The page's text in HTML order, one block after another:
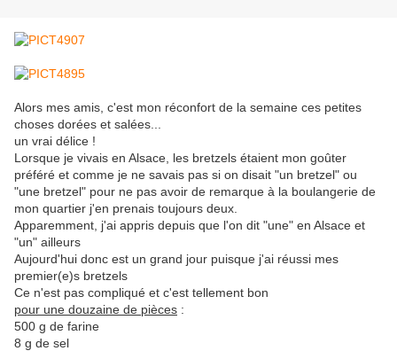
Alors mes amis, c'est mon réconfort de la semaine ces petites
choses dorées et salées...
un vrai délice !
Lorsque je vivais en Alsace, les bretzels étaient mon goûter
préféré et comme je ne savais pas si on disait "un bretzel" ou
"une bretzel" pour ne pas avoir de remarque à la boulangerie de
mon quartier j'en prenais toujours deux.
Apparemment, j'ai appris depuis que l'on dit "une" en Alsace et
"un" ailleurs
Aujourd'hui donc est un grand jour puisque j'ai réussi mes
premier(e)s bretzels
Ce n'est pas compliqué et c'est tellement bon
pour une douzaine de pièces :
500 g de farine
8 g de sel